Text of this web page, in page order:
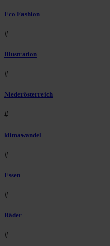
Eco Fashion
#
Illustration
#
Niederösterreich
#
klimawandel
#
Essen
#
Räder
#